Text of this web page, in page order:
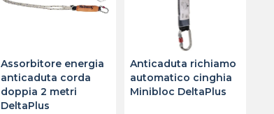
Assorbitore energia
anticaduta corda
doppia 2 metri
DeltaPlus
Anticaduta richiamo
automatico cinghia
Minibloc DeltaPlus